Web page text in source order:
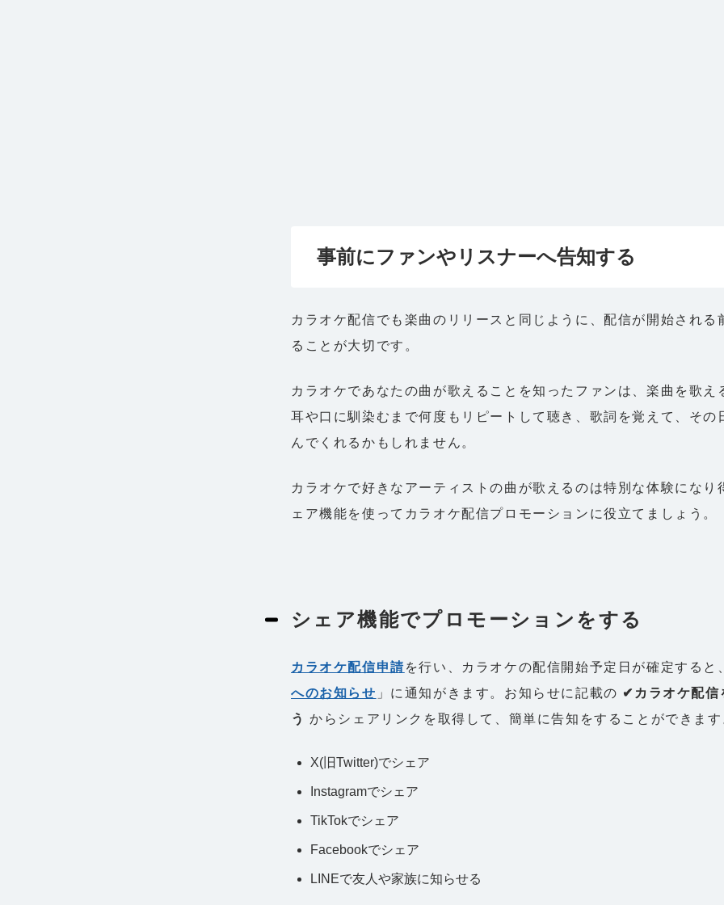
事前にファンやリスナーへ告知する
カラオケ配信でも楽曲のリリースと同じように、配信が開始される
ることが大切です。
カラオケであなたの曲が歌えることを知ったファンは、楽曲を歌え
耳や口に馴染むまで何度もリピートして聴き、歌詞を覚えて、その
んでくれるかもしれません。
カラオケで好きなアーティストの曲が歌えるのは特別な体験になり
ェア機能を使ってカラオケ配信プロモーションに役立てましょう。
シェア機能でプロモーションをする
カラオケ配信申請を行い、カラオケの配信開始予定日が確定すると
へのお知らせ 」に通知がきます。お知らせに記載の ✔︎カラオケ配信
う からシェアリンクを取得して、簡単に告知をすることができます
X(旧Twitter)でシェア
Instagramでシェア
TikTokでシェア
Facebookでシェア
LINEで友人や家族に知らせる